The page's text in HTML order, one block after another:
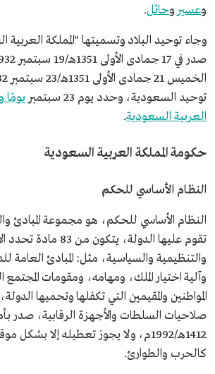
وعسير وحائل.
وجاء توحيد البلاد وتسميتها "المملكة
توحيد السعودية، وحدد يوم 23 سبتمبر
يومًا
العربية السعودية.
حكومة المملكة العربية السعودية
النظام الأساسي للحكم
النظام الأساسي للحكم، هو مجموعة المبادئ
تقوم عليها الدولة،
والتنظيمية والسياسية، مثل: المبادئ العامة
وآلية اختيار الملك، ومهامه، ومقومات
المواطنين والمقيمين التي تكفلها وتحميها
صلاحيات السلطات والأجهزة الرقابية، صدر
1412هـ/1992م، ولا يجوز تعطيله إلا
كالحرب والطوارئ.